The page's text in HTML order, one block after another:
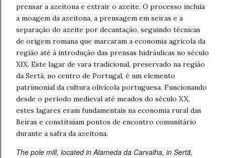
prensar a azeitona e extrair o azeite. O processo incluía
a moagem da azeitona, a prensagem em seiras e a
separação do azeite por decantação, seguindo técnicas
de origem romana que marcaram a economia agrícola da
região até à introdução das prensas hidráulicas no século
XIX. Este lagar de vara tradicional, preservado na região
da Sertã, no centro de Portugal, é um elemento
patrimonial da cultura olivícola portuguesa. Funcionando
desde o período medieval até meados do século XX,
estes lagares eram fundamentais na economia rural das
Beiras e constituíam pontos de encontro comunitário
durante a safra da azeitona.
The pole mill, located in Alameda da Carvalha, in Sertã,